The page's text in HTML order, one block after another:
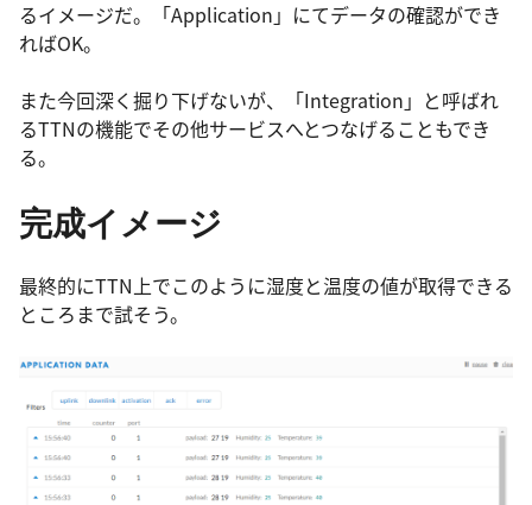
るイメージだ。「Application」にてデータの確認ができ
ればOK。
また今回深く掘り下げないが、「Integration」と呼ばれ
るTTNの機能でその他サービスへとつなげることもでき
る。
完成イメージ
最終的にTTN上でこのように湿度と温度の値が取得できる
ところまで試そう。